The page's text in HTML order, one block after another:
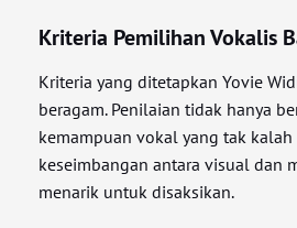
Kriteria Pemilihan Vokalis
Kriteria yang ditetapkan Yovie
beragam. Penilaian tidak hanya
kemampuan vokal yang tak
keseimbangan antara visual dan
menarik untuk disaksikan.